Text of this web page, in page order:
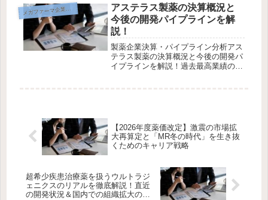
ています。本記事では、モデルナ社の
最近の業績、社内での評価、開発パイ
プラ...
メ
ガファーマ企業研究
アステラス製薬の決算概況と
今後の開発パイプラインを解
説！
製薬企業決算・パイプライン分析アス
テラス製薬の決算概況と今後の開発パ
イプラインを解説！過去最高業績の裏
【2026年度薬価改定】激震の市場拡
大再算定と「MR冬の時代」を生き抜
くためのキャリア戦略
超希少疾患治療薬を扱うウルトラジ
ェニクスのリアルを徹底解説！直近
の開発状況＆国内での組織拡大の動